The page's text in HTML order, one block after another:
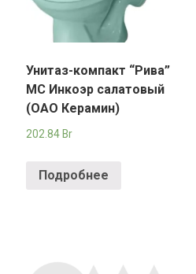
Унитаз-компакт “Рива”
МС Инкоэр салатовый
(ОАО Керамин)
202.84 Br
Подробнее